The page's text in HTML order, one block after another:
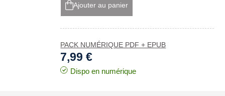
Ajouter au panier
PACK NUMÉRIQUE PDF + EPUB
7,99 €
Dispo en numérique